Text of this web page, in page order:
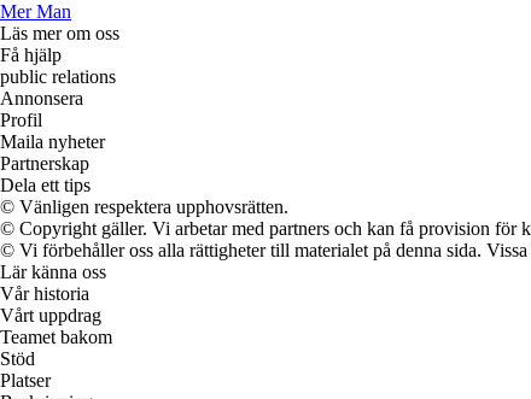
Mer Man
Läs mer om oss
Få hjälp
public relations
Annonsera
Profil
Maila nyheter
Partnerskap
Dela ett tips
© Vänligen respektera upphovsrätten.
© Copyright gäller. Vi arbetar med partners och kan få provision för
© Vi förbehåller oss alla rättigheter till materialet på denna sida.
Lär känna oss
Vår historia
Vårt uppdrag
Teamet bakom
Stöd
Platser